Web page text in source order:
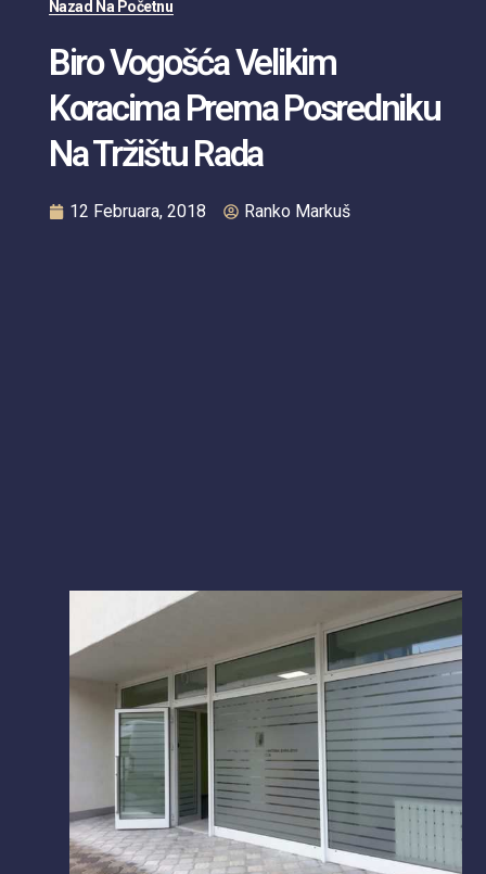
Nazad Na Početnu
Biro Vogošća Velikim
Koracima Prema Posredniku
Na Tržištu Rada
12 Februara, 2018 Ranko Markuš